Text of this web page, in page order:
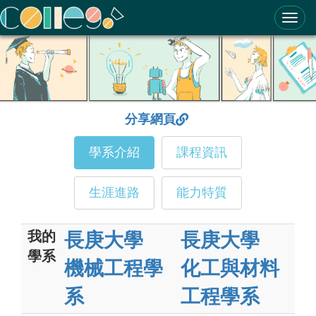
ColleGo! 大學選才與高中育才輔助系統
分享網頁
學系介紹 課程資訊
生涯進路 能力特質
我的
學系
長庚大學
機械工程學
系
長庚大學
化工與材料
工程學系